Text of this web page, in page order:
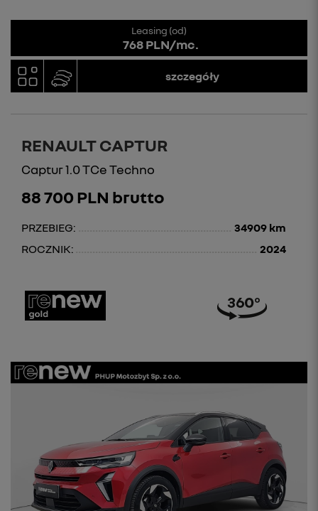
Leasing (od)
768 PLN/mc.
szczegóły
RENAULT CAPTUR
Captur 1.0 TCe Techno
88 700 PLN brutto
PRZEBIEG:
34909 km
ROCZNIK:
2024